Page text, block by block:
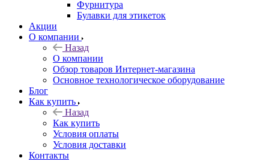
Фурнитура
Булавки для этикеток
Акции
О компании
Назад
О компании
Обзор товаров Интернет-магазина
Основное технологическое оборудование
Блог
Как купить
Назад
Как купить
Условия оплаты
Условия доставки
Контакты